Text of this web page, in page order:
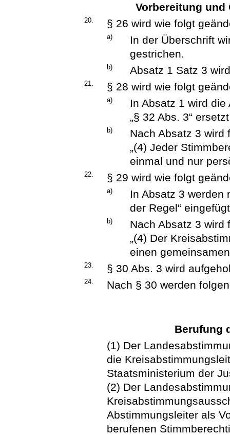
Vorbereitung und
20. § 26 wird wie folgt
a)
In der Überschrift
gestrichen.
b) Absatz 1 Satz 3
21. § 28 wird wie folgt
a)
In Absatz 1 wird die
„§ 32 Abs. 3“
b)
Nach Absatz 3 wird
„(4) Jeder
einmal und nur
22. § 29 wird wie folgt
a)
In Absatz 3 werden
der Regel“
b)
Nach Absatz 3 wird
„(4) Der
einen
23. § 30 Abs. 3 wird
24. Nach § 30 werden
Berufung
(1) Der
die
Staatsministerium der
(2) Der
Abstimmungsleiter als
berufenen